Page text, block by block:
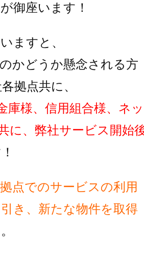
が御座います！
ますと、
かどうか懸念される方
拠点共に、
庫様、信用組合様、ネッ
に、弊社サービス開始
点でのサービスの利用
き、新たな物件を取得